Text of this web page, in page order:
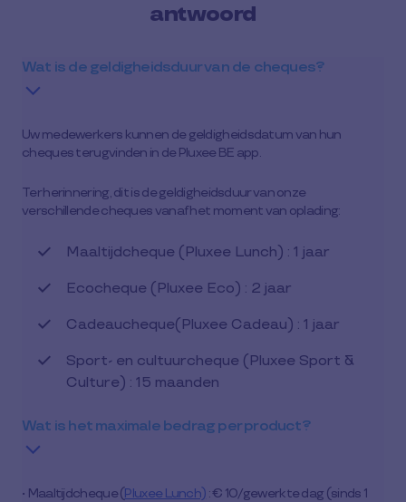
antwoord
Wat is de geldigheidsduur van de cheques?
Uw medewerkers kunnen de geldigheidsdatum van hun
cheques terugvinden in de Pluxee BE app.
Ter herinnering, dit is de geldigheidsduur van onze
verschillende cheques vanaf het moment van oplading:
Maaltijdcheque (Pluxee Lunch) : 1 jaar
Ecocheque (Pluxee Eco) : 2 jaar
Cadeaucheque(Pluxee Cadeau) : 1 jaar
Sport- en cultuurcheque (Pluxee Sport &
Culture) : 15 maanden
Wat is het maximale bedrag per product?
• Maaltijdcheque (Pluxee Lunch) : € 10/gewerkte dag (sinds 1